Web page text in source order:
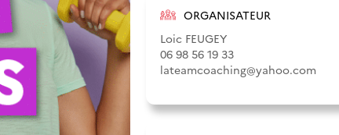
ORGANISATEUR
Loic FEUGEY
06 98 56 19 33
lateamcoaching@yahoo.com